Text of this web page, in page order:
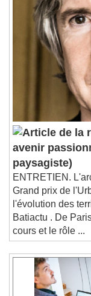
avenir
paysagiste)
ENTRETIEN.
Grand prix de
l'évolution des
Batiactu . De
cours et le rôle ...